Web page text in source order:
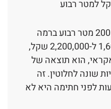
קחו דוגמה ממשית: בית של 200 מטר רבוע ברמה
סטנדרטית יעלה בין 1,600,000 ל-2,200,000 שקל,
הוא תוצאה של
שונה לחלוטין. זה
לפני חתימה היא לא